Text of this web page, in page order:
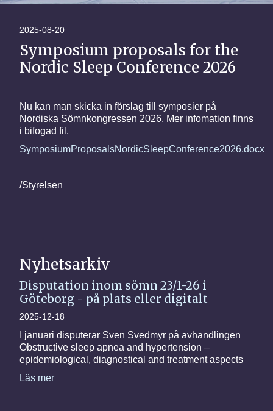
2025-08-20
Symposium proposals for the
Nordic Sleep Conference 2026
Nu kan man skicka in förslag till symposier på
Nordiska Sömnkongressen 2026. Mer infomation finns
i bifogad fil.
SymposiumProposalsNordicSleepConference2026.docx
/Styrelsen
Nyhetsarkiv
Disputation inom sömn 23/1-26 i
Göteborg - på plats eller digitalt
2025-12-18
I januari disputerar Sven Svedmyr på avhandlingen
Obstructive sleep apnea and hypertension –
epidemiological, diagnostical and treatment aspects
Läs mer